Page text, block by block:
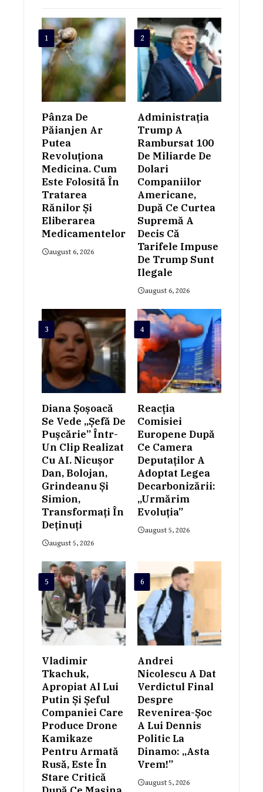
1
Pânza De
Păianjen Ar
Putea
Revoluționa
Medicina. Cum
Este Folosită În
Tratarea
Rănilor Și
Eliberarea
Medicamentelor
august 6, 2026
2
Administrația
Trump A
Rambursat 100
De Miliarde De
Dolari
Companiilor
Americane,
După Ce Curtea
Supremă A
Decis Că
Tarifele Impuse
De Trump Sunt
Ilegale
august 6, 2026
3
Diana Șoșoacă
Se Vede „șefă De
Pușcărie” Într-
Un Clip Realizat
Cu AI. Nicușor
Dan, Bolojan,
Grindeanu Și
Simion,
Transformați În
Deținuți
august 5, 2026
4
Reacția
Comisiei
Europene După
Ce Camera
Deputaților A
Adoptat Legea
Decarbonizării:
„Urmărim
Evoluția”
august 5, 2026
5
Vladimir
Tkachuk,
Apropiat Al Lui
Putin Și Șeful
Companiei Care
Produce Drone
Kamikaze
Pentru Armată
Rusă, Este În
Stare Critică
6
Andrei
Nicolescu A Dat
Verdictul Final
Despre
Revenirea-Șoc
A Lui Dennis
Politic La
Dinamo: „Asta
Vrem!”
august 5, 2026